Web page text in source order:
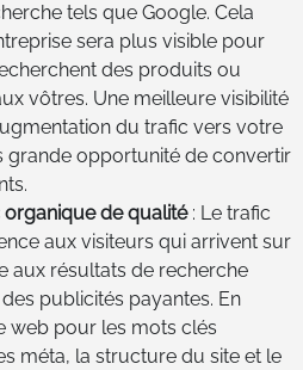
tels que Google. Cela
sera plus visible pour
des produits ou
vôtres. Une meilleure visibilité
du trafic vers votre
grande opportunité de convertir
de qualité: Le trafic
aux visiteurs qui arrivent sur
aux résultats de recherche
publicités payantes. En
web pour les mots clés
méta, la structure du site et le